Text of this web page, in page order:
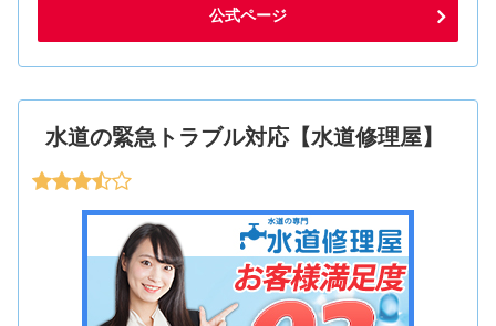
公式ページ
水道の緊急トラブル対応【水道修理屋】